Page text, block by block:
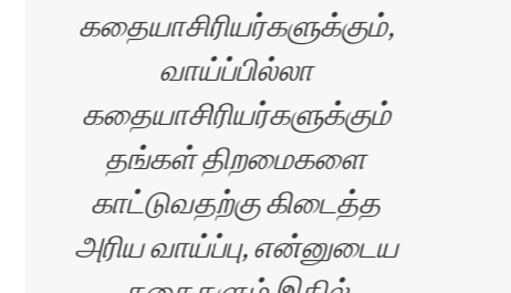
கதையாசிரியர்களுக்கும்,
வாய்ப்பில்லா
கதையாசிரியர்களுக்கும்
தங்கள் திறமைகளை
காட்டுவதற்கு கிடைத்த
அரிய வாய்ப்பு, என்னுடைய